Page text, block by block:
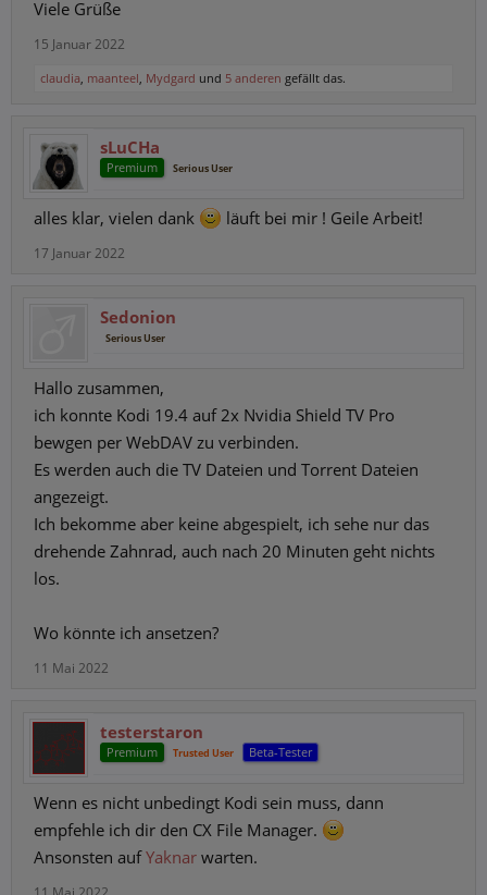
Viele Grüße
15 Januar 2022
claudia, maanteel, Mydgard und 5 anderen gefällt das.
sLuCHa
Premium Serious User
alles klar, vielen dank läuft bei mir ! Geile Arbeit!
17 Januar 2022
Sedonion
Serious User
Hallo zusammen,
ich konnte Kodi 19.4 auf 2x Nvidia Shield TV Pro
bewgen per WebDAV zu verbinden.
Es werden auch die TV Dateien und Torrent Dateien
angezeigt.
Ich bekomme aber keine abgespielt, ich sehe nur das
drehende Zahnrad, auch nach 20 Minuten geht nichts
los.
Wo könnte ich ansetzen?
11 Mai 2022
testerstaron
Premium Trusted User Beta-Tester
Wenn es nicht unbedingt Kodi sein muss, dann
empfehle ich dir den CX File Manager.
Ansonsten aufYaknar warten.